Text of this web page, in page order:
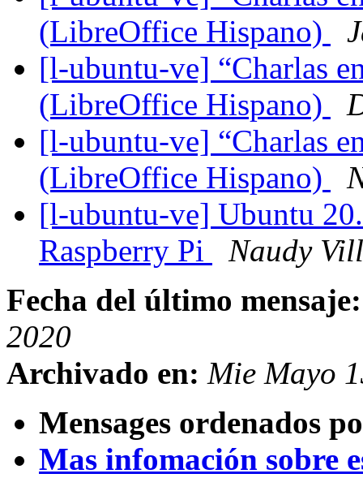
(LibreOffice Hispano)
[l-ubuntu-ve] “Charlas
(LibreOffice Hispano)
[l-ubuntu-ve] “Charlas
(LibreOffice Hispano)
[l-ubuntu-ve] Ubuntu
Raspberry Pi
Naudy
Fecha del último mensaje:
2020
Archivado en: Mie Mayo
Mensages ordenados
Mas infomación sobre